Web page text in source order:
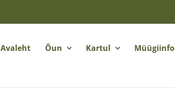
Avaleht Õun Kartul Müügiinfo